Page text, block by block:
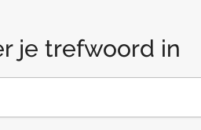
je trefwoord in